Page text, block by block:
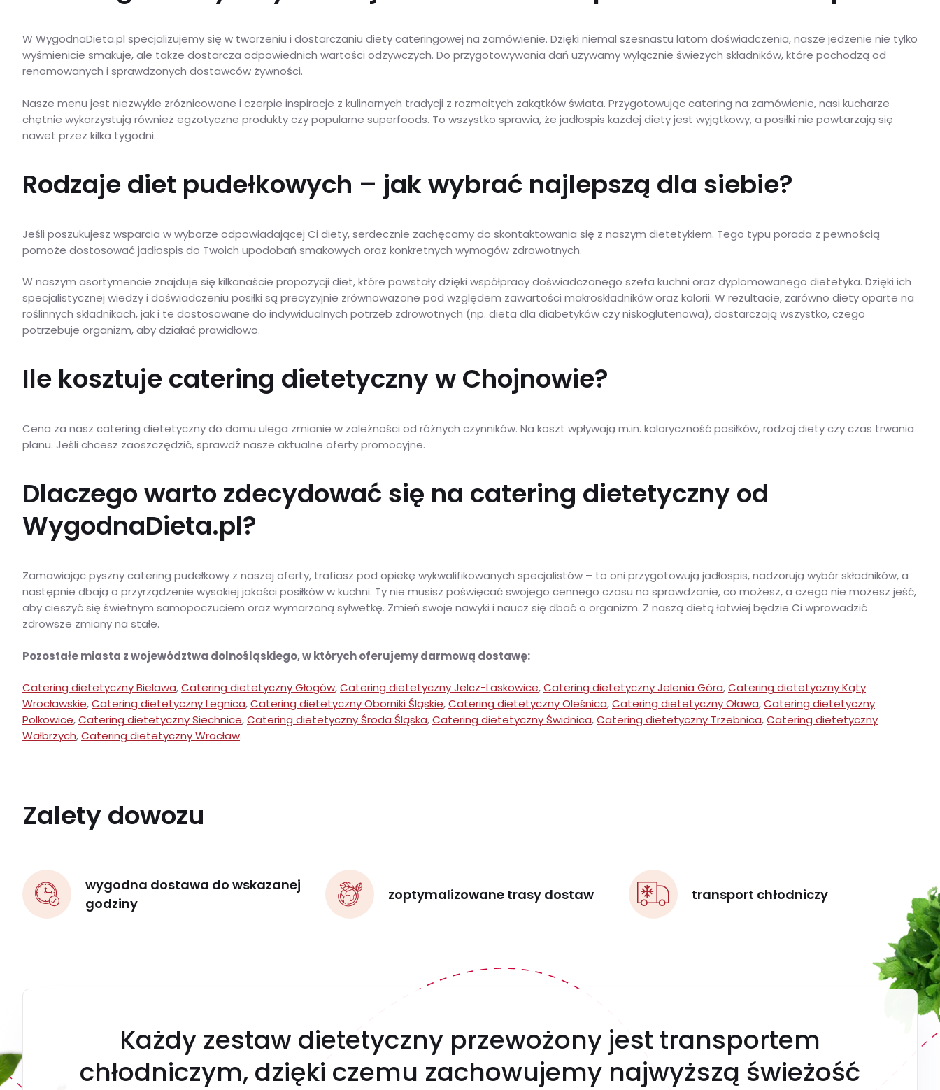
W WygodnaDieta.pl specjalizujemy się w tworzeniu i dostarczaniu diety cateringowej na zamówienie. Dzięki niemal szesnastu latom doświadczenia, nasze jedzenie nie tylko
wyśmienicie smakuje, ale także dostarcza odpowiednich wartości odżywczych. Do przygotowywania dań używamy wyłącznie świeżych składników, które pochodzą od
renomowanych i sprawdzonych dostawców żywności.
Nasze menu jest niezwykle zróżnicowane i czerpie inspiracje z kulinarnych tradycji z rozmaitych zakątków świata. Przygotowując catering na zamówienie, nasi kucharze
chętnie wykorzystują również egzotyczne produkty czy popularne superfoods. To wszystko sprawia, że jadłospis każdej diety jest wyjątkowy, a posiłki nie powtarzają się
nawet przez kilka tygodni.
Rodzaje diet pudełkowych – jak wybrać najlepszą dla siebie?
Jeśli poszukujesz wsparcia w wyborze odpowiadającej Ci diety, serdecznie zachęcamy do skontaktowania się z naszym dietetykiem. Tego typu porada z pewnością
pomoże dostosować jadłospis do Twoich upodobań smakowych oraz konkretnych wymogów zdrowotnych.
W naszym asortymencie znajduje się kilkanaście propozycji diet, które powstały dzięki współpracy doświadczonego szefa kuchni oraz dyplomowanego dietetyka. Dzięki ich
specjalistycznej wiedzy i doświadczeniu posiłki są precyzyjnie zrównoważone pod względem zawartości makroskładników oraz kalorii. W rezultacie, zarówno diety oparte na
roślinnych składnikach, jak i te dostosowane do indywidualnych potrzeb zdrowotnych (np. dieta dla diabetyków czy niskoglutenowa), dostarczają wszystko, czego
potrzebuje organizm, aby działać prawidłowo.
Ile kosztuje catering dietetyczny w Chojnowie?
Cena za nasz catering dietetyczny do domu ulega zmianie w zależności od różnych czynników. Na koszt wpływają m.in. kaloryczność posiłków, rodzaj diety czy czas trwania
planu. Jeśli chcesz zaoszczędzić, sprawdź nasze aktualne oferty promocyjne.
Dlaczego warto zdecydować się na catering dietetyczny od
WygodnaDieta.pl?
Zamawiając pyszny catering pudełkowy z naszej oferty, trafiasz pod opiekę wykwalifikowanych specjalistów – to oni przygotowują jadłospis, nadzorują wybór składników, a
następnie dbają o przyrządzenie wysokiej jakości posiłków w kuchni. Ty nie musisz poświęcać swojego cennego czasu na sprawdzanie, co możesz, a czego nie możesz jeść,
aby cieszyć się świetnym samopoczuciem oraz wymarzoną sylwetkę. Zmień swoje nawyki i naucz się dbać o organizm. Z naszą dietą łatwiej będzie Ci wprowadzić
zdrowsze zmiany na stałe.
Pozostałe miasta z województwa dolnośląskiego, w których oferujemy darmową dostawę:
Catering dietetyczny Bielawa,Catering dietetyczny Głogów,Catering dietetyczny Jelcz-Laskowice,Catering dietetyczny Jelenia Góra,Catering dietetyczny Kąty
Wrocławskie,Catering dietetyczny Legnica,Catering dietetyczny Oborniki Śląskie,Catering dietetyczny Oleśnica,Catering dietetyczny Oława,Catering dietetyczny
Polkowice,Catering dietetyczny Siechnice,Catering dietetyczny Środa Śląska,Catering dietetyczny Świdnica,Catering dietetyczny Trzebnica,Catering dietetyczny
Wałbrzych,Catering dietetyczny Wrocław.
Zalety dowozu
wygodna dostawa do wskazanej
godziny
zoptymalizowane trasy dostaw transport chłodniczy
Każdy zestaw dietetyczny przewożony jest transportem
chłodniczym, dzięki czemu zachowujemy najwyższą świeżość